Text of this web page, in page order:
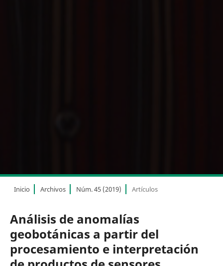
Inicio Archivos Núm. 45 (2019) Artículos
Análisis de anomalías
geobotánicas a partir del
procesamiento e interpretación